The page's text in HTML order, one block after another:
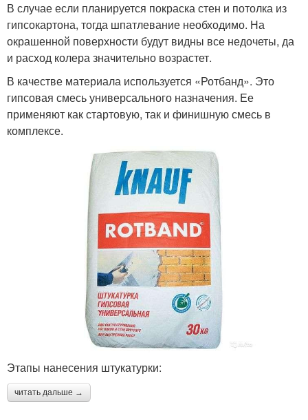
В случае если планируется покраска стен и потолка из
гипсокартона, тогда шпатлевание необходимо. На
окрашенной поверхности будут видны все недочеты, да
и расход колера значительно возрастет.
В качестве материала используется «Ротбанд». Это
гипсовая смесь универсального назначения. Ее
применяют как стартовую, так и финишную смесь в
комплексе.
Этапы нанесения штукатурки:
читать дальше →